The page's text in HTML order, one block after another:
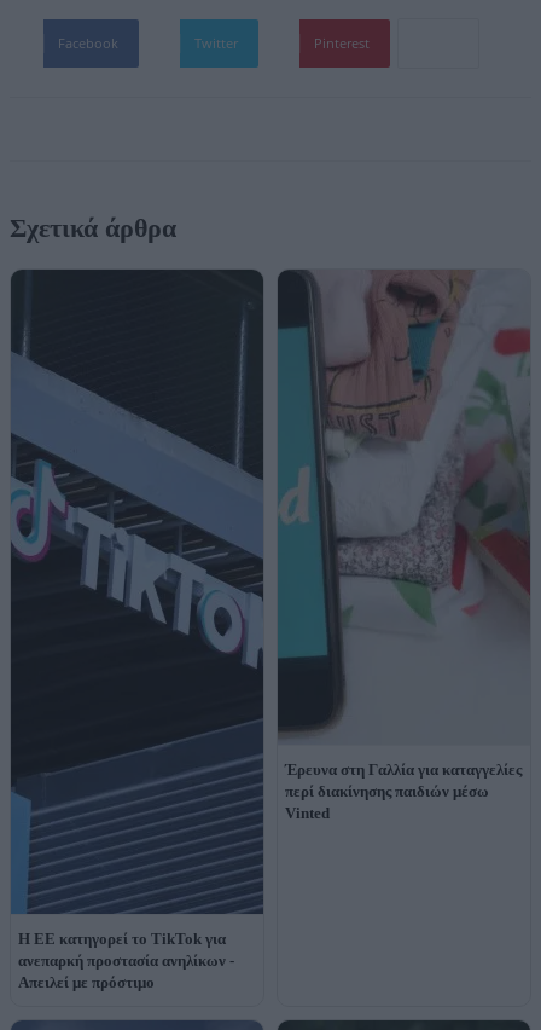
Facebook Twitter Pinterest
Σχετικά άρθρα
Η ΕΕ κατηγορεί το TikTok για
ανεπαρκή προστασία ανηλίκων -
Απειλεί με πρόστιμο
Έρευνα στη Γαλλία για καταγγελίες
περί διακίνησης παιδιών μέσω
Vinted